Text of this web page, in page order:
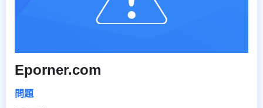
Eporner.com
問題